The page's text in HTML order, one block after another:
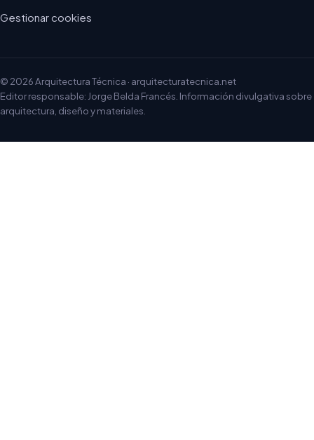
Gestionar cookies
© 2026 Arquitectura Técnica · arquitecturatecnica.net
Editor responsable: Jorge Belda Francés. Información divulgativa sobre
arquitectura, diseño y materiales.